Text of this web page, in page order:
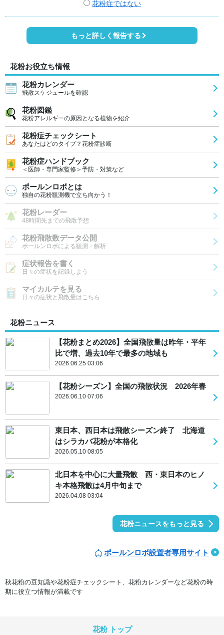
花粉症ではない
もっと詳しく報告する
花粉お役立ち情報
花粉カレンダー
飛散スケジュールを確認
花粉図鑑
花粉アレルギーの原因となる植物を紹介
花粉症チェックシート
あなたはどのタイプ？花粉症診断
花粉症ハンドブック
＜医師・専門家監修＞予防・対策など
ポールンロボとは
独自の花粉観測機で立ち向かう！
花粉レーダー
48時間先までの飛散予想
花粉飛散数データ公開
ポールンロボによる観測・解析
症状報告を書く
日々の症状を記録しよう
マイカルテを見る
日々の症状と飛散量はこちら
花粉ニュース
【花粉まとめ2026】全国飛散量は昨年・平年
比で増、過去10年で最多の地域も
2026.06.25 03:06
【花粉シーズン】全国の飛散状況 2026年春
2026.06.10 07:06
東日本、西日本は飛散シーズン終了 北海道
はシラカバ花粉が本格化
2026.05.10 08:05
北日本を中心に大量飛散 西・東日本のヒノ
キ本格飛散は4月中旬まで
2026.04.08 03:04
花粉ニュースをもっと見る
ポールンロボ設置者専用サイト
秋花粉の豆知識や花粉症チェックシート、花粉カレンダーなど花粉の時
期に役立つ情報が満載です
花粉 トップ